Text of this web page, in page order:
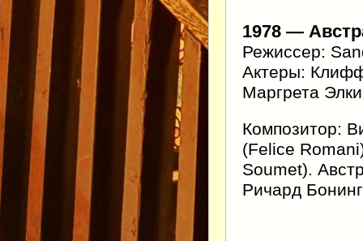
1978 —
Режиссер:
Актеры:
Маргрета
Композитор:
(Felice
Soumet).
Ричард